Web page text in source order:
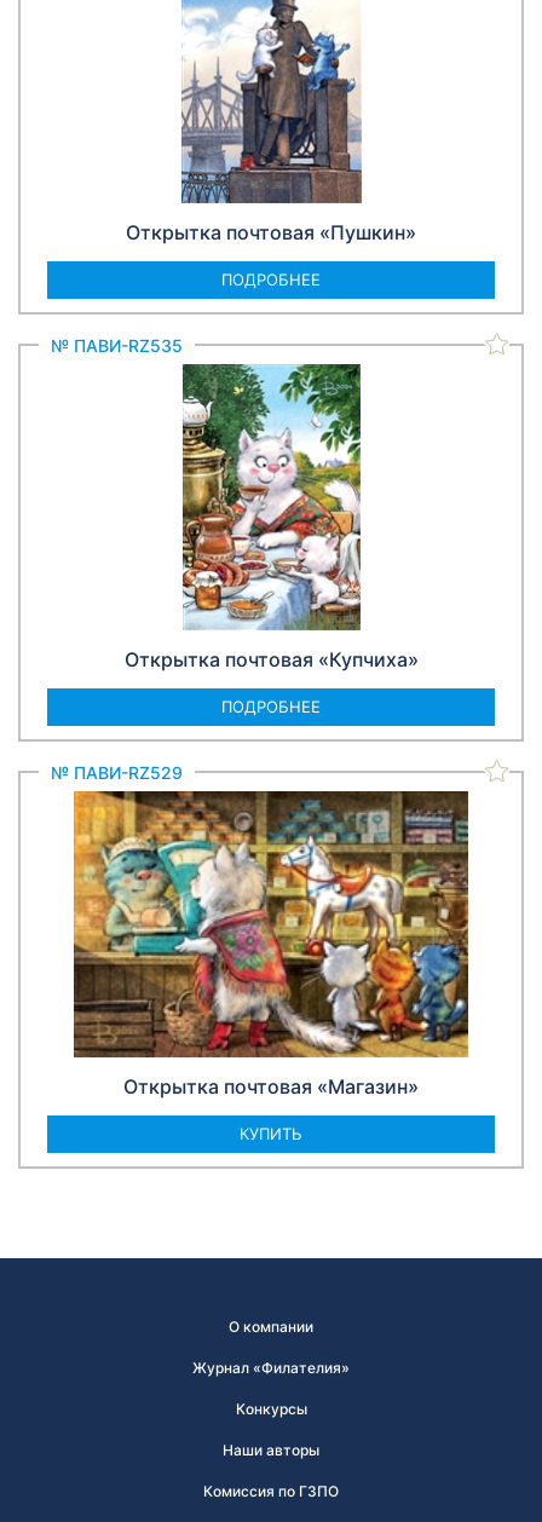
Открытка почтовая «Пушкин»
ПОДРОБНЕЕ
№ ПАВИ-RZ535
Открытка почтовая «Купчиха»
ПОДРОБНЕЕ
№ ПАВИ-RZ529
Открытка почтовая «Магазин»
КУПИТЬ
О компании
Журнал «Филателия»
Конкурсы
Наши авторы
Комиссия по ГЗПО